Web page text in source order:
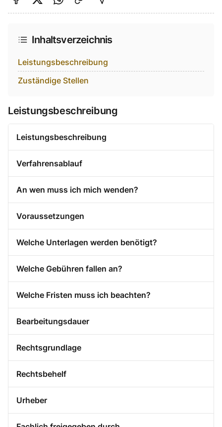
Auf Facebook teilen
Auf Twitter teilen
Per Link teilen
shareViaEmail
Inhaltsverzeichnis
Leistungsbeschreibung
Zuständige Stellen
Leistungsbeschreibung
Leistungsbeschreibung
Verfahrensablauf
An wen muss ich mich wenden?
Voraussetzungen
Welche Unterlagen werden benötigt?
Welche Gebühren fallen an?
Welche Fristen muss ich beachten?
Bearbeitungsdauer
Rechtsgrundlage
Rechtsbehelf
Urheber